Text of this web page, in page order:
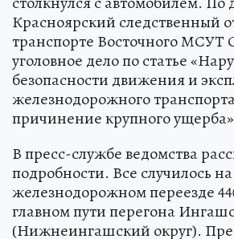
Красноярский следственный
транспорте Восточного МСУТ
уголовное дело по статье
безопасности движения и
железнодорожного
причинение крупного
В пресс-службе ведомства
подробности. Все случилось
железнодорожном переезде
главном пути перегона
(Нижнеингашский округ).